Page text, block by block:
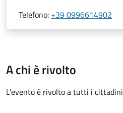
Telefono: +39 0996614902
A chi è rivolto
L'evento è rivolto a tutti i cittadini